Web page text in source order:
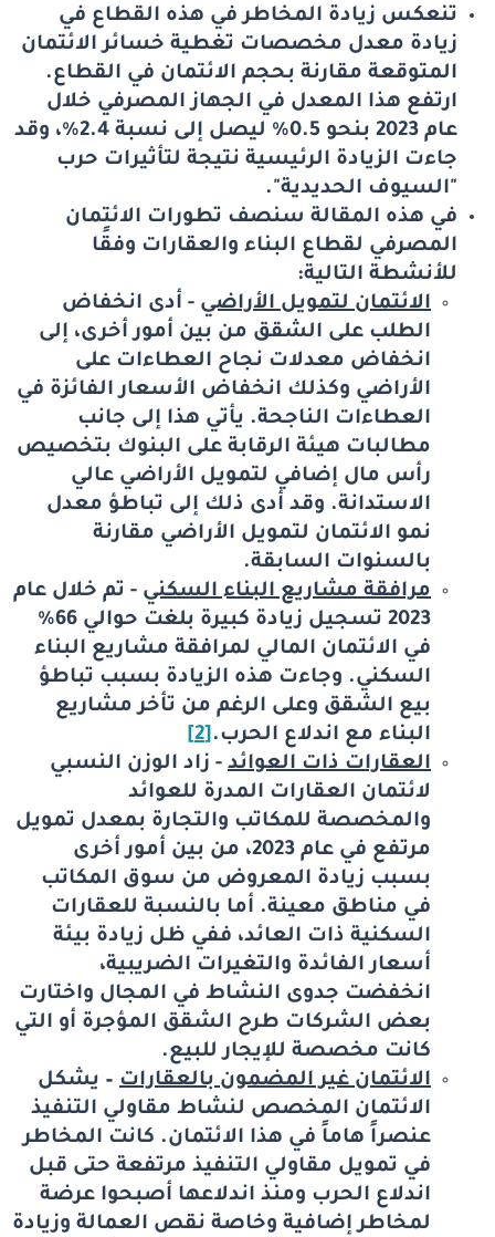
تنعكس زيادة المخاطر في هذه القطاع في
زيادة معدل مخصصات تغطية خسائر الائتمان
المتوقعة مقارنة بحجم الائتمان في القطاع.
ارتفع هذا المعدل في الجهاز المصرفي خلال
عام 2023 بنحو 0.5% ليصل إلى نسبة 2.4%، وقد
جاءت الزيادة الرئيسية نتيجة لتأثيرات حرب
"السيوف الحديدية".
في هذه المقالة سنصف تطورات الائتمان
المصرفي لقطاع البناء والعقارات وفقًا
للأنشطة التالية:
الائتمان لتمويل الأراضي - أدى انخفاض
الطلب على الشقق من بين أمور أخرى، إلى
انخفاض معدلات نجاح العطاءات على
الأراضي وكذلك انخفاض الأسعار الفائزة في
العطاءات الناجحة. يأتي هذا إلى جانب
مطالبات هيئة الرقابة على البنوك بتخصيص
رأس مال إضافي لتمويل الأراضي عالي
الاستدانة. وقد أدى ذلك إلى تباطؤ معدل
نمو الائتمان لتمويل الأراضي مقارنة
بالسنوات السابقة.
مرافقةمشاريع البناء السكني - تم خلال عام
2023 تسجيل زيادة كبيرة بلغت حوالي 66%
في الائتمان المالي لمرافقة مشاريع البناء
السكني. وجاءت هذه الزيادة بسبب تباطؤ
بيع الشقق وعلى الرغم من تأخر مشاريع
البناء مع اندلاع الحرب.
[2]
العقارات ذات العوائد - زاد الوزن النسبي
لائتمان العقارات المدرة للعوائد
والمخصصة للمكاتب والتجارة بمعدل تمويل
مرتفع في عام 2023، من بين أمور أخرى
بسبب زيادة المعروض من سوق المكاتب
في مناطق معينة. أما بالنسبة للعقارات
السكنية ذات العائد، ففي ظل زيادة بيئة
أسعار الفائدة والتغيرات الضريبية،
انخفضت جدوى النشاط في المجال واختارت
بعض الشركات طرح الشقق المؤجرة أو التي
كانت مخصصة للإيجار للبيع.
الائتمان غير المضمون بالعقارات – يشكل
الائتمان المخصص لنشاط مقاولي التنفيذ
عنصراً هاماً في هذا الائتمان. كانت المخاطر
في تمويل مقاولي التنفيذ مرتفعة حتى قبل
اندلاع الحرب ومنذ اندلاعها أصبحوا عرضة
لمخاطر إضافية وخاصة نقص العمالة وزيادة